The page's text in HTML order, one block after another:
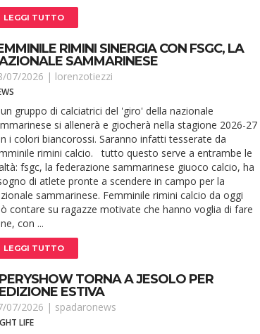
LEGGI TUTTO
RIMINI SINERGIA CON FSGC, LA
SAMMARINESE
07/2026 | lorenzotiezzi
gruppo di calciatrici del 'giro' della nazionale
si allenerà e giocherà nella stagione 2026-27
i colori biancorossi. Saranno infatti tesserate da
rimini calcio. tutto questo serve a entrambe le
fsgc, la federazione sammarinese giuoco calcio, ha
di atlete pronte a scendere in campo per la
sammarinese. Femminile rimini calcio da oggi
contare su ragazze motivate che hanno voglia di fare
con ...
LEGGI TUTTO
TORNA A JESOLO PER
ESTIVA
07/2026 | spadaronews
LIFE